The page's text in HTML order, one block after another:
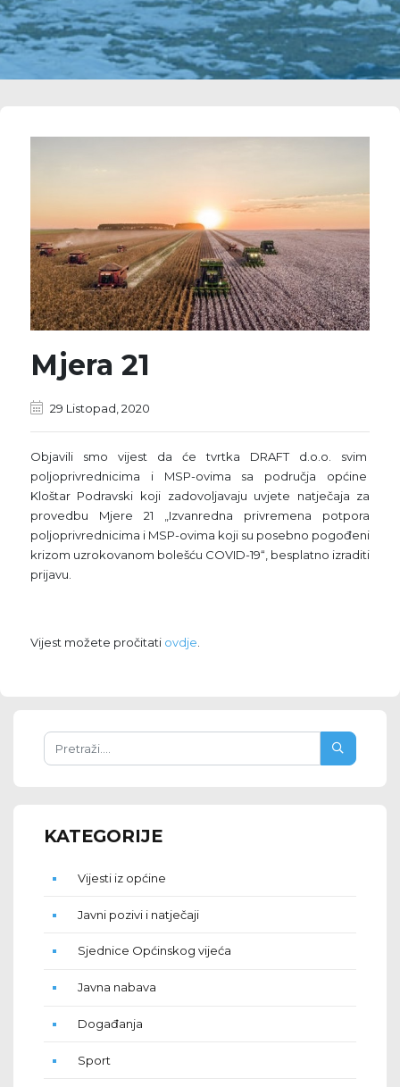
Mjera 21
29 Listopad, 2020
Objavili smo vijest da će tvrtka DRAFT d.o.o. svim
poljoprivrednicima i MSP-ovima sa područja općine
Kloštar Podravski koji zadovoljavaju uvjete natječaja za
provedbu Mjere 21 „Izvanredna privremena potpora
poljoprivrednicima i MSP-ovima koji su posebno pogođeni
krizom uzrokovanom bolešću COVID-19“, besplatno izraditi
prijavu.
Vijest možete pročitati ovdje
KATEGORIJE
Vijesti iz općine
Javni pozivi i natječaji
Sjednice Općinskog vijeća
Javna nabava
Događanja
Sport